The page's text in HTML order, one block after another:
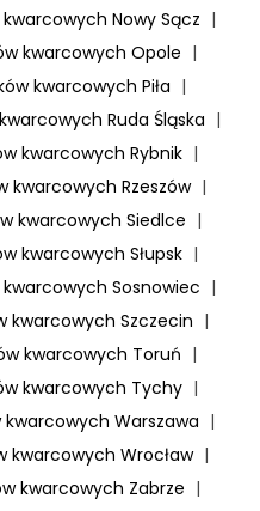
Nowy Sącz |
kwarcowych Opole |
kwarcowych Piła |
Ruda Śląska |
kwarcowych Rybnik |
kwarcowych Rzeszów |
kwarcowych Siedlce |
kwarcowych Słupsk |
Sosnowiec |
kwarcowych Szczecin |
kwarcowych Toruń |
kwarcowych Tychy |
Warszawa |
kwarcowych Wrocław |
kwarcowych Zabrze |